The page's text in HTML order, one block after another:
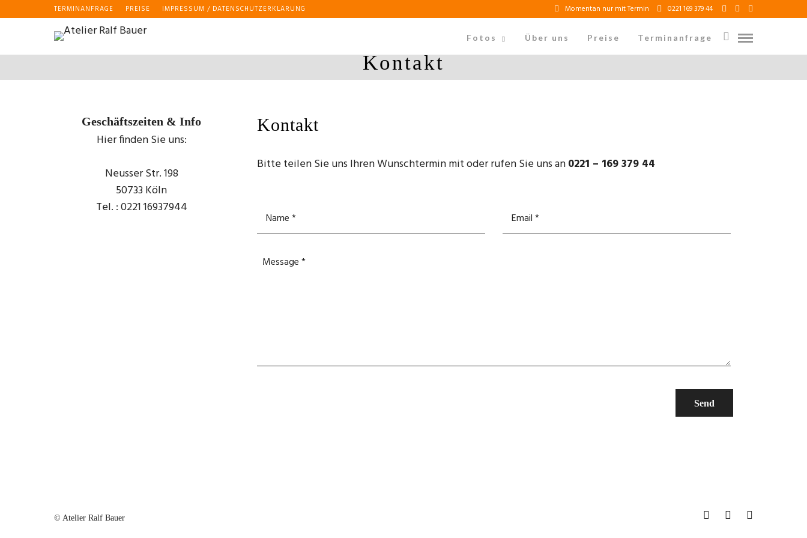
Momentan nur mit Termin 0221 169 379 44
TERMINANFRAGE PREISE IMPRESSUM / DATENSCHUTZERKLÄRUNG
Fotos Über uns Preise Terminanfrage
Kontakt
Kontakt
Bitte teilen Sie uns Ihren Wunschtermin mit oder rufen Sie uns an0221 – 169 379 44
Geschäftszeiten & Info
Hier finden Sie uns:
Neusser Str. 198
50733 Köln
Tel. : 0221 16937944
© Atelier Ralf Bauer